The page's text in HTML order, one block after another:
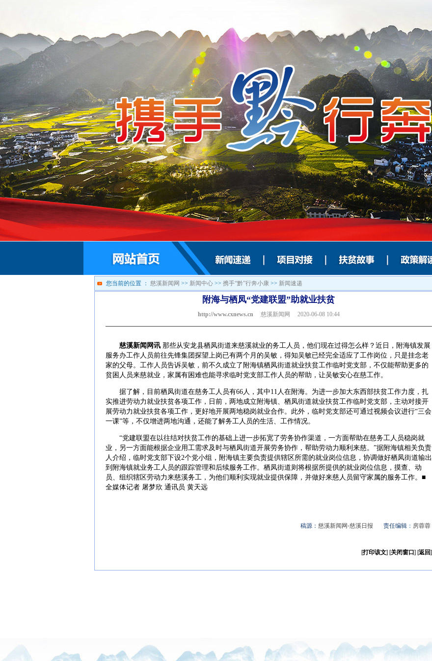
您当前的位置 ： 慈溪新闻网 >> 新闻中心 >> 携手“黔”行奔小康 >> 新闻速递
附海与栖凤“党建联盟”助就业扶贫
http://www.cxnews.cn慈溪新闻网 2020-06-08 10:44
慈溪新闻网讯那些从安龙县栖凤街道来慈溪就业的务工人员，他们现在过得怎么样？近日，附海镇发展
服务办工作人员前往先锋集团探望上岗已有两个月的吴敏，得知吴敏已经完全适应了工作岗位，只是挂念老
家的父母。工作人员告诉吴敏，前不久成立了附海镇栖凤街道就业扶贫工作临时党支部，不仅能帮助更多的
贫困人员来慈就业，家属有困难也能寻求临时党支部工作人员的帮助，让吴敏安心在慈工作。
据了解，目前栖凤街道在慈务工人员有66人，其中11人在附海。为进一步加大东西部扶贫工作力度，扎
实推进劳动力就业扶贫各项工作，日前，两地成立附海镇、栖凤街道就业扶贫工作临时党支部，主动对接开
展劳动力就业扶贫各项工作，更好地开展两地稳岗就业合作。此外，临时党支部还可通过视频会议进行“三会
一课”等，不仅增进两地沟通，还能了解务工人员的生活、工作情况。
“党建联盟在以往结对扶贫工作的基础上进一步拓宽了劳务协作渠道，一方面帮助在慈务工人员稳岗就
业，另一方面能根据企业用工需求及时与栖凤街道开展劳务协作，帮助劳动力顺利来慈。”据附海镇相关负责
人介绍，临时党支部下设2个党小组，附海镇主要负责提供辖区所需的就业岗位信息，协调做好栖凤街道输出
到附海镇就业务工人员的跟踪管理和后续服务工作。栖凤街道则将根据所提供的就业岗位信息，摸查、动
员、组织辖区劳动力来慈溪务工，为他们顺利实现就业提供保障，并做好来慈人员留守家属的服务工作。■
全媒体记者 屠梦欣 通讯员 黄天远
稿源： 慈溪新闻网-慈溪日报 责任编辑： 房蓉蓉
[打印该文] [关闭窗口 ] [返回]